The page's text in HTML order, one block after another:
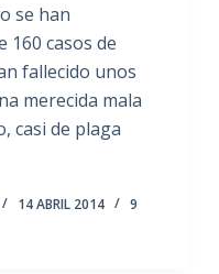
se han
160 casos de
fallecido unos
merecida mala
casi de plaga
14 ABRIL 2014
9